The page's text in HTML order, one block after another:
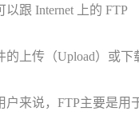
跟 Internet 上的 FTP
上传（Upload）或下
户来说，FTP主要是用